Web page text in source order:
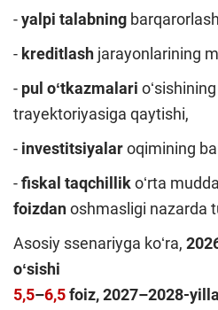
-yalpi talabning
- kreditlash jarayonlarining
- pul oʻtkazmalari
trayektoriyasiga qaytishi,
- investitsiyalaroqimining
-fiskal taqchillikoʻrta
foizdanoshmasligi nazarda
Asosiy ssenariyga koʻra,
oʻsishi
5,5–6,5foiz, 2027–2028-